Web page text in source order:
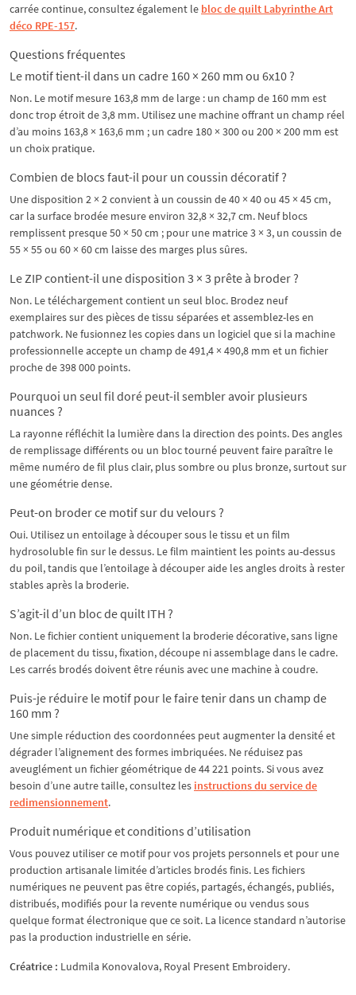
carrée continue, consultez également le bloc de quilt Labyrinthe Art
déco RPE-157.
Questions fréquentes
Le motif tient-il dans un cadre 160 × 260 mm ou 6x10 ?
Non. Le motif mesure 163,8 mm de large : un champ de 160 mm est
donc trop étroit de 3,8 mm. Utilisez une machine offrant un champ réel
d’au moins 163,8 × 163,6 mm ; un cadre 180 × 300 ou 200 × 200 mm est
un choix pratique.
Combien de blocs faut-il pour un coussin décoratif ?
Une disposition 2 × 2 convient à un coussin de 40 × 40 ou 45 × 45 cm,
car la surface brodée mesure environ 32,8 × 32,7 cm. Neuf blocs
remplissent presque 50 × 50 cm ; pour une matrice 3 × 3, un coussin de
55 × 55 ou 60 × 60 cm laisse des marges plus sûres.
Le ZIP contient-il une disposition 3 × 3 prête à broder ?
Non. Le téléchargement contient un seul bloc. Brodez neuf
exemplaires sur des pièces de tissu séparées et assemblez-les en
patchwork. Ne fusionnez les copies dans un logiciel que si la machine
professionnelle accepte un champ de 491,4 × 490,8 mm et un fichier
proche de 398 000 points.
Pourquoi un seul fil doré peut-il sembler avoir plusieurs
nuances ?
La rayonne réfléchit la lumière dans la direction des points. Des angles
de remplissage différents ou un bloc tourné peuvent faire paraître le
même numéro de fil plus clair, plus sombre ou plus bronze, surtout sur
une géométrie dense.
Peut-on broder ce motif sur du velours ?
Oui. Utilisez un entoilage à découper sous le tissu et un film
hydrosoluble fin sur le dessus. Le film maintient les points au-dessus
du poil, tandis que l’entoilage à découper aide les angles droits à rester
stables après la broderie.
S’agit-il d’un bloc de quilt ITH ?
Non. Le fichier contient uniquement la broderie décorative, sans ligne
de placement du tissu, fixation, découpe ni assemblage dans le cadre.
Les carrés brodés doivent être réunis avec une machine à coudre.
Puis-je réduire le motif pour le faire tenir dans un champ de
160 mm ?
Une simple réduction des coordonnées peut augmenter la densité et
dégrader l’alignement des formes imbriquées. Ne réduisez pas
aveuglément un fichier géométrique de 44 221 points. Si vous avez
besoin d’une autre taille, consultez les instructions du service de
redimensionnement.
Produit numérique et conditions d’utilisation
Vous pouvez utiliser ce motif pour vos projets personnels et pour une
production artisanale limitée d’articles brodés finis. Les fichiers
numériques ne peuvent pas être copiés, partagés, échangés, publiés,
distribués, modifiés pour la revente numérique ou vendus sous
quelque format électronique que ce soit. La licence standard n’autorise
pas la production industrielle en série.
Créatrice : Ludmila Konovalova, Royal Present Embroidery.